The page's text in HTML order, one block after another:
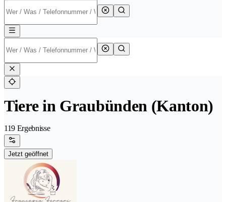
Tiere in Graubünden (Kanton)
119 Ergebnisse
Jetzt geöffnet